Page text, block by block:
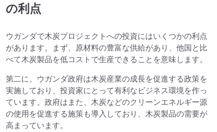
の利点
ウガンダで木炭プロジェクトへの投資にはいくつかの利点
があります。まず、原材料の豊富な供給があり、他国と比
べて木炭製品を低コストで生産できることを意味します。
第二に、ウガンダ政府は木炭産業の成長を促進する政策を
実施しており、投資家にとって有利なビジネス環境を作っ
ています。政府はまた、木炭などのクリーンエネルギー源
の使用を促進する施策も導入しており、木炭製品の需要が
高まっています。